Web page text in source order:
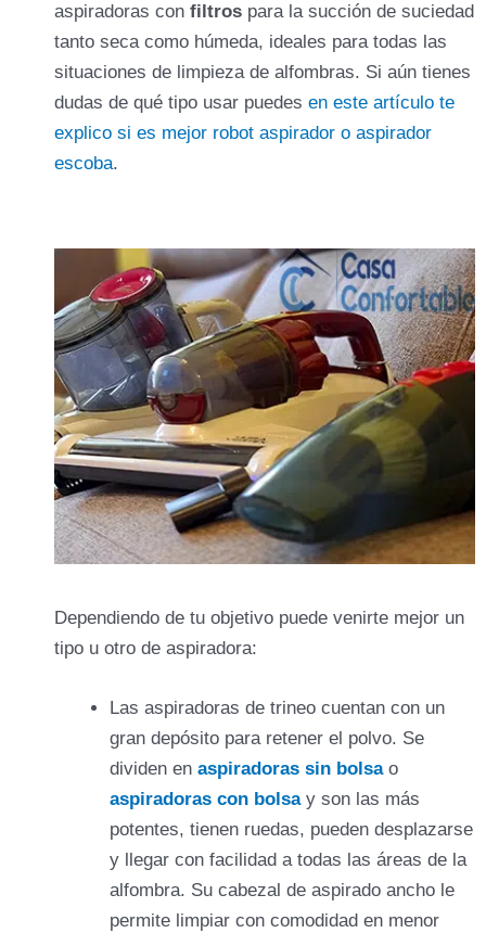
aspiradoras con filtros para la succión de suciedad
tanto seca como húmeda, ideales para todas las
situaciones de limpieza de alfombras. Si aún tienes
dudas de qué tipo usar puedes en este artículo te
explico si es mejor robot aspirador o aspirador
escoba.
Dependiendo de tu objetivo puede venirte mejor un
tipo u otro de aspiradora:
Las aspiradoras de trineo cuentan con un
gran depósito para retener el polvo. Se
dividen en aspiradoras sin bolsao
aspiradoras con bolsay son las más
potentes, tienen ruedas, pueden desplazarse
y llegar con facilidad a todas las áreas de la
alfombra. Su cabezal de aspirado ancho le
permite limpiar con comodidad en menor